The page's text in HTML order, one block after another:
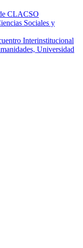
CLACSO
Sociales y
Interinstitucional
Universidad